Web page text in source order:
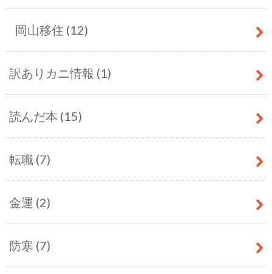
岡山移住 (12)
訳ありカニ情報 (1)
読んだ本 (15)
転職 (7)
金運 (2)
防寒 (7)